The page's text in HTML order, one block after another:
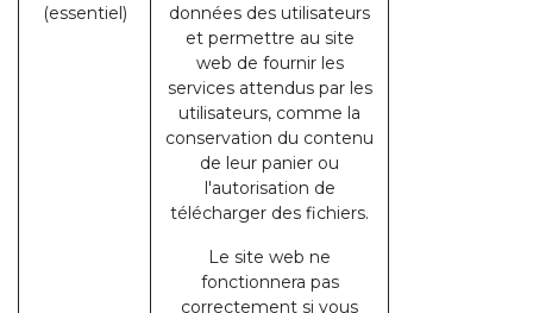
(essentiel)
données des utilisateurs
et permettre au site
web de fournir les
services attendus par les
utilisateurs, comme la
conservation du contenu
de leur panier ou
l'autorisation de
télécharger des fichiers.
Le site web ne
fonctionnera pas
correctement si vous